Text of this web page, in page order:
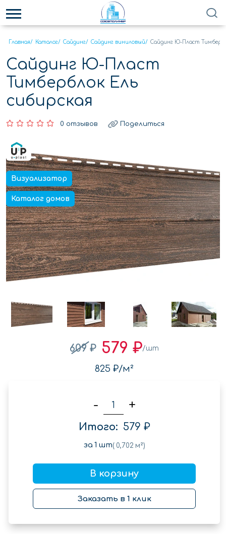
Главная/ Каталог/ Сайдинг/ Сайдинг виниловый/ Сайдинг Ю-Пласт
Сайдинг Ю-Пласт
Тимберблок Ель
сибирская
0 отзывов Поделиться
Визуализатор
Каталог домов
609 ₽ 579 ₽/шт
825 ₽/м²
- +
Итого: 579 ₽
за 1 шт( 0,702 м²)
В корзину
Заказать в 1 клик